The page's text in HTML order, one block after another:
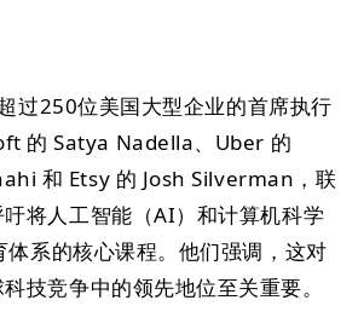
过250位美国大型企业的首席执行
的 Satya Nadella、Uber 的
和 Etsy 的 Josh Silverman，联
将人工智能（AI）和计算机科学
系的核心课程。他们强调，这对
技竞争中的领先地位至关重要。